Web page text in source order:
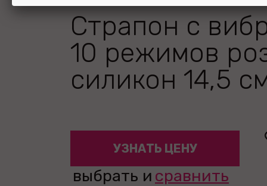
Страпон с
10 режимов
силикон 14,5
УЗНАТЬ ЦЕНУ
выбрать и сравнить